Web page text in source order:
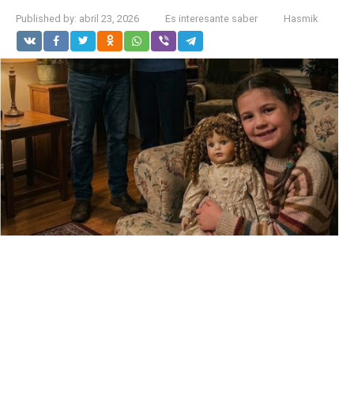
Published by: abril 23, 2026 Es interesante saber Hasmik